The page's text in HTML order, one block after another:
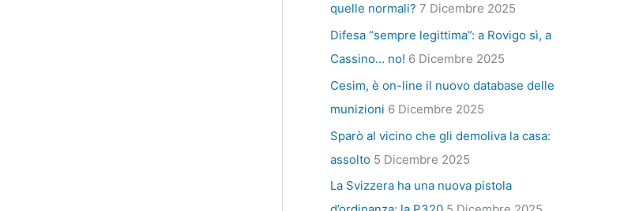
quelle normali? 7 Dicembre 2025
Difesa “sempre legittima”: a Rovigo sì, a
Cassino… no! 6 Dicembre 2025
Cesim, è on-line il nuovo database delle
munizioni 6 Dicembre 2025
Sparò al vicino che gli demoliva la casa:
assolto 5 Dicembre 2025
La Svizzera ha una nuova pistola